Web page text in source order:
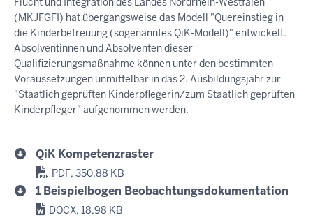
(MKJFGFI) hat übergangsweise das Modell "Quereinstieg in
die Kinderbetreuung (sogenanntes QiK-Modell)" entwickelt.
Absolventinnen und Absolventen dieser
Qualifizierungsmaßnahme können unter den bestimmten
Voraussetzungen unmittelbar in das 2. Ausbildungsjahr zur
"Staatlich geprüften Kinderpflegerin/zum Staatlich geprüften
Kinderpfleger" aufgenommen werden.
QiK Kompetenzraster
PDF, 350,88 KB
1 Beispielbogen Beobachtungsdokumentation
DOCX, 18,98 KB